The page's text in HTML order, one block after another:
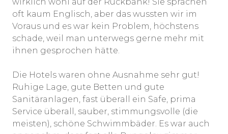
oft kaum Englisch, aber das wussten wir im
Voraus und es war kein Problem, höchstens
schade, weil man unterwegs gerne mehr mit
ihnen gesprochen hätte.
Die Hotels waren ohne Ausnahme sehr gut!
Ruhige Lage, gute Betten und gute
Sanitäranlagen, fast überall ein Safe, prima
Service überall, sauber, stimmungsvolle (die
meisten), schöne Schwimmbäder. Es war auch